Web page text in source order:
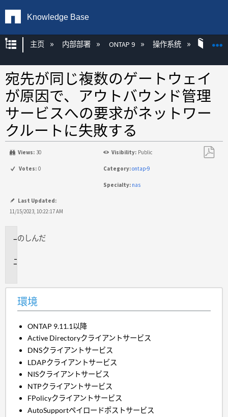
Knowledge Base
扩展/隐缩全局层次
主页 内部部署 ONTAP 9 操作系统
宛先が同じ複数のゲートウェイ
が原因で、アウトバウンド管理
サービスへの要求がネットワー
クルートに失敗する
Views: 30 Visibility: Public
Votes: 0 Category:ontap-9
Specialty: nas
Last Updated:
11/15/2023, 10:22:17 AM
環
のしんだ
環境
ONTAP 9.11.1以降
Active Directoryクライアントサービス
DNSクライアントサービス
LDAPクライアントサービス
NISクライアントサービス
NTPクライアントサービス
FPolicyクライアントサービス
AutoSupportペイロードポストサービス